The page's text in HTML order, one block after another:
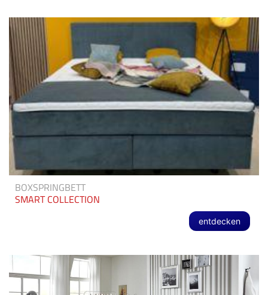
BOXSPRINGBETT
SMART COLLECTION
entdecken